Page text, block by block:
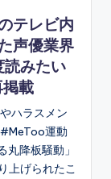
テレビ内
声優業界
みたい
載
ハラスメン
運動
丸降板騒動」
上げられたこ